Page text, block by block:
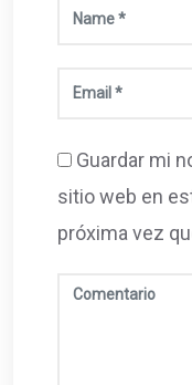
Guardar mi
sitio web en
próxima vez